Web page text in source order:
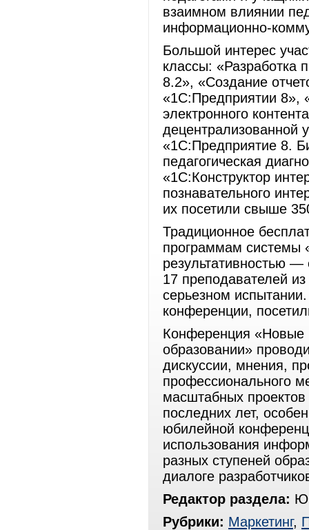
взаимном влиянии
информационно-
Большой интерес
классы: «Разработка
8.2», «Создание
«1С:Предприятии 8»,
электронного
децентрализованной
«1С:Предприятие 8.
педагогическая
«1С:Конструктор
познавательного
их посетили свыше
Традиционное
программам системы
результативностью
17 преподавателей
серьезном
конференции,
Конференция «Новые
образовании»
дискуссии, мнения,
профессионального
масштабных
последних лет,
юбилейной
использования
разных ступеней
диалоге
Редактор раздела:
Рубрики: Маркетинг,